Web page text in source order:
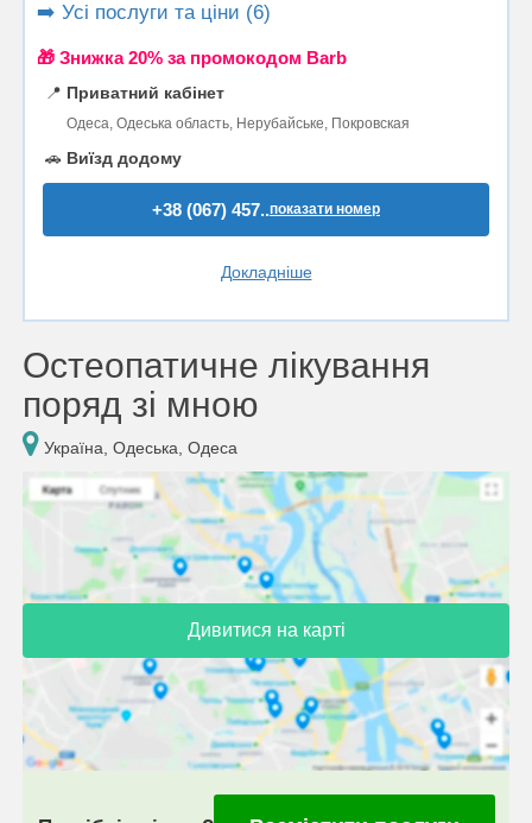
➡️ Усі послуги та ціни (6)
🎁 Знижка 20% за промокодом Barb
📍 Приватний кабінет
Одеса, Одеська область, Нерубайське, Покровская
🚗 Виїзд додому
+38 (067) 457..показати номер
Докладніше
Остеопатичне лікування
поряд зі мною
Україна, Одеська, Одеса
Дивитися на карті